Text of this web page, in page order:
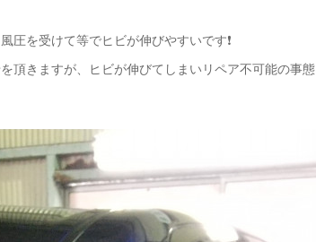
圧を受けて等でヒビが伸びやすいです❗️
頂きますが、ヒビが伸びてしまいリペア不可能の事態